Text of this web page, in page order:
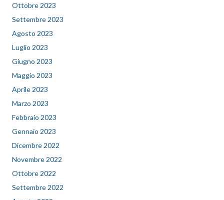
Ottobre 2023
Settembre 2023
Agosto 2023
Luglio 2023
Giugno 2023
Maggio 2023
Aprile 2023
Marzo 2023
Febbraio 2023
Gennaio 2023
Dicembre 2022
Novembre 2022
Ottobre 2022
Settembre 2022